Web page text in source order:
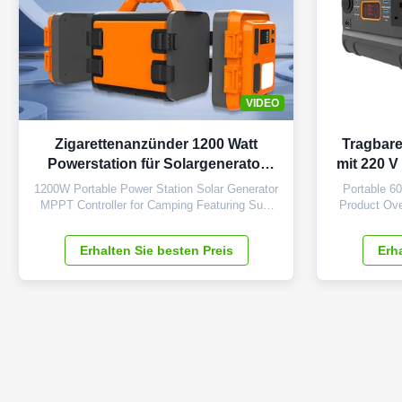
VIDEO
Zigarettenanzünder 1200 Watt
Powerstation für Solargenerator
und Energiespeicher
1200W Portable Power Station Solar Generator
MPPT Controller for Camping Featuring Sun-
Overview The 1200W Portable Power Station
Solar Generator is a versatile power solution
featuring MPPT controller technology, designed
Erhalten Sie besten Preis
mit 220
Portable
Product
multiple